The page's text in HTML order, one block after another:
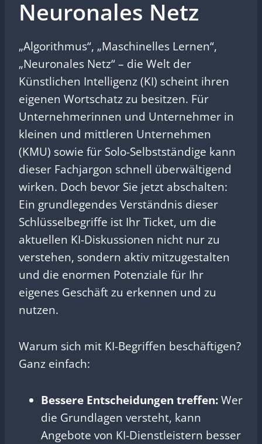
Neuronales Netz
„Algorithmus“, „Maschinelles Lernen“,
„Neuronales Netz“ – die Welt der
Künstlichen Intelligenz (KI) scheint ihren
eigenen Wortschatz zu besitzen. Für
Unternehmerinnen und Unternehmer in
kleinen und mittleren Unternehmen
(KMU) sowie für Solo-Selbstständige kann
dieser Fachjargon schnell überwältigend
wirken. Doch bevor Sie jetzt abschalten:
Ein grundlegendes Verständnis dieser
Schlüsselbegriffe ist Ihr Ticket, um die
aktuellen KI-Diskussionen nicht nur zu
verstehen, sondern aktiv mitzugestalten
und die enormen Potenziale für Ihr
eigenes Geschäft zu erkennen und zu
nutzen.
Warum sich mit KI-Begriffen beschäftigen?
Ganz einfach:
Bessere Entscheidungen treffen:Wer
die Grundlagen versteht, kann
Angebote von KI-Dienstleistern besser